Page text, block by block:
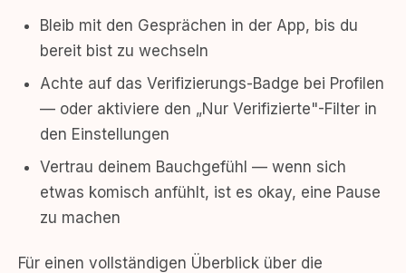
Bleib mit den Gesprächen in der App, bis du
bereit bist zu wechseln
Achte auf das Verifizierungs-Badge bei Profilen
— oder aktiviere den „Nur Verifizierte"-Filter in
den Einstellungen
Vertrau deinem Bauchgefühl — wenn sich
etwas komisch anfühlt, ist es okay, eine Pause
zu machen
Für einen vollständigen Überblick über die